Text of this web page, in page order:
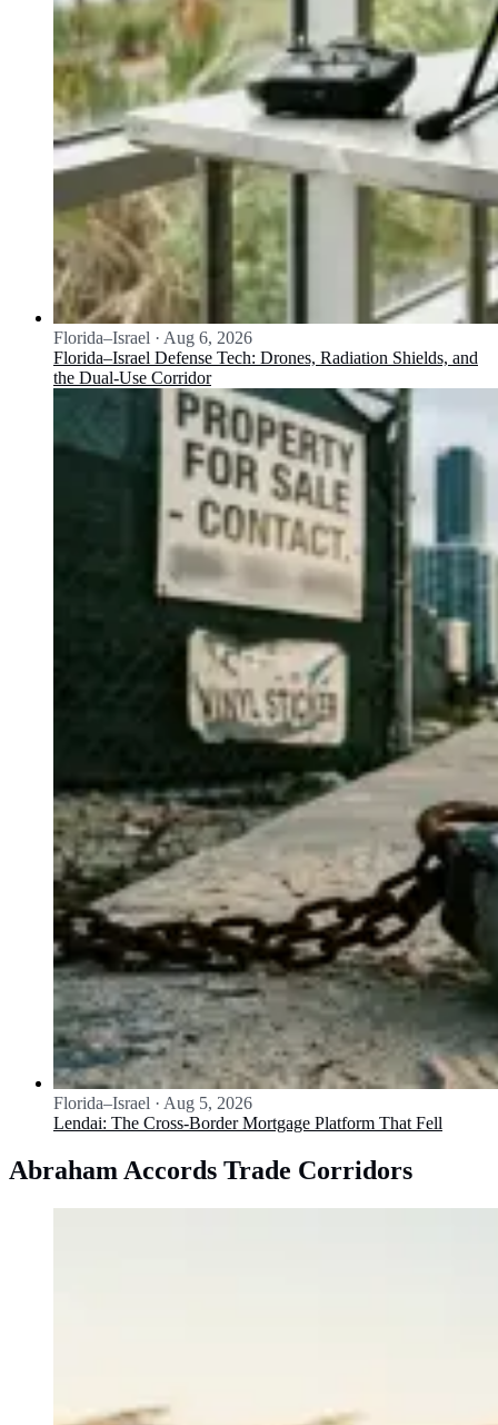
Florida–Israel · Aug 6, 2026
Florida–Israel Defense Tech: Drones, Radiation Shields, and
the Dual-Use Corridor
Florida–Israel · Aug 5, 2026
Lendai: The Cross-Border Mortgage Platform That Fell
Abraham Accords Trade Corridors